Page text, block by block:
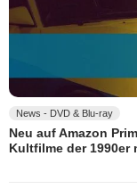
News - DVD & Blu-ray
Neu auf Amazon
Kultfilme der 1990er